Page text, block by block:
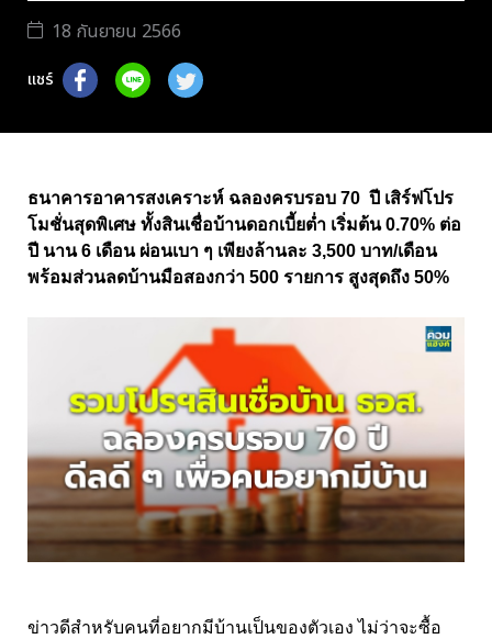
18 กันยายน 2566
แชร์
ธนาคารอาคารสงเคราะห์ ฉลองครบรอบ 70 ปี เสิร์ฟโปร
โมชั่นสุดพิเศษ ทั้งสินเชื่อบ้านดอกเบี้ยต่ำ เริ่มต้น 0.70% ต่อ
ปี นาน 6 เดือน ผ่อนเบา ๆ เพียงล้านละ 3,500 บาท/เดือน
พร้อมส่วนลดบ้านมือสองกว่า 500 รายการ สูงสุดถึง 50%
ข่าวดีสำหรับคนที่อยากมีบ้านเป็นของตัวเอง ไม่ว่าจะซื้อ